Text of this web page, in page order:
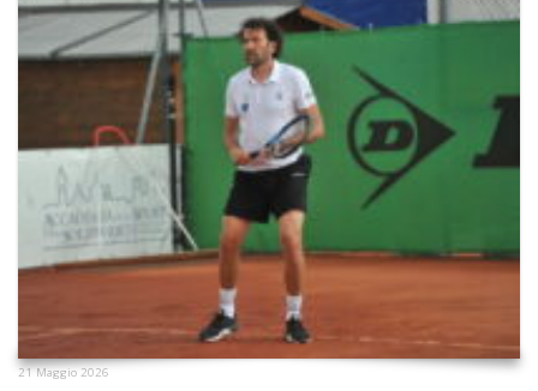
21 Maggio 2026